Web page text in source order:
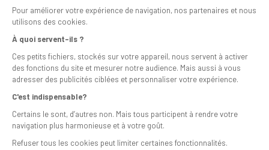
Pour améliorer votre expérience de navigation, nos partenaires et nous
utilisons des cookies.
À quoi servent-ils ?
Ces petits fichiers, stockés sur votre appareil, nous servent à activer
des fonctions du site et mesurer notre audience. Mais aussi à vous
adresser des publicités ciblées et personnaliser votre expérience.
C'est indispensable?
Certains le sont, d’autres non. Mais tous participent à rendre votre
navigation plus harmonieuse et à votre goût.
Refuser tous les cookies peut limiter certaines fonctionnalités.
Mentions légales
Conditions générales de vente